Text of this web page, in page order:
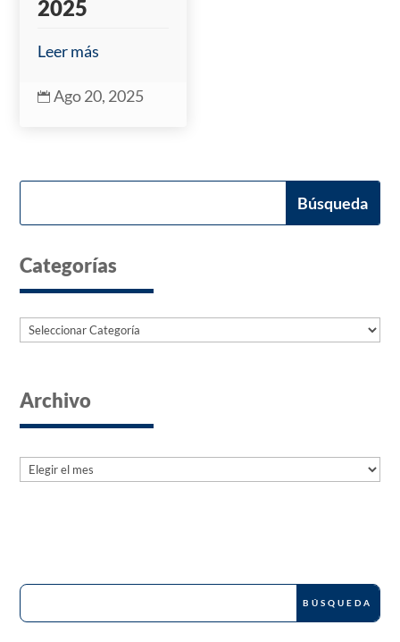
2025
Leer más
 Ago 20, 2025
Categorías
Categorías
Archivo
Archives